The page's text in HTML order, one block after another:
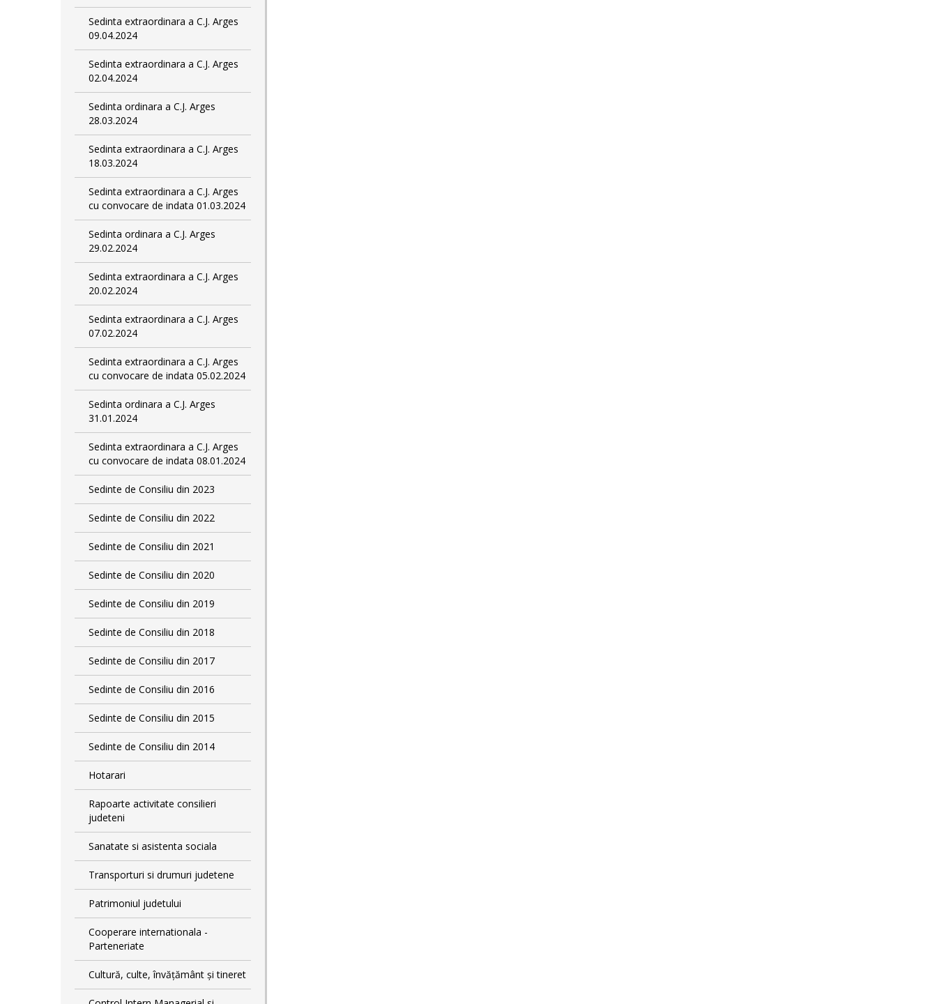
Sedinta extraordinara a C.J. Arges
09.04.2024
Sedinta extraordinara a C.J. Arges
02.04.2024
Sedinta ordinara a C.J. Arges
28.03.2024
Sedinta extraordinara a C.J. Arges
18.03.2024
Sedinta extraordinara a C.J. Arges
cu convocare de indata 01.03.2024
Sedinta ordinara a C.J. Arges
29.02.2024
Sedinta extraordinara a C.J. Arges
20.02.2024
Sedinta extraordinara a C.J. Arges
07.02.2024
Sedinta extraordinara a C.J. Arges
cu convocare de indata 05.02.2024
Sedinta ordinara a C.J. Arges
31.01.2024
Sedinta extraordinara a C.J. Arges
cu convocare de indata 08.01.2024
Sedinte de Consiliu din 2023
Sedinte de Consiliu din 2022
Sedinte de Consiliu din 2021
Sedinte de Consiliu din 2020
Sedinte de Consiliu din 2019
Sedinte de Consiliu din 2018
Sedinte de Consiliu din 2017
Sedinte de Consiliu din 2016
Sedinte de Consiliu din 2015
Sedinte de Consiliu din 2014
Hotarari
Rapoarte activitate consilieri
judeteni
Sanatate si asistenta sociala
Transporturi si drumuri judetene
Patrimoniul judetului
Cooperare internationala -
Parteneriate
Cultură, culte, învățământ și tineret